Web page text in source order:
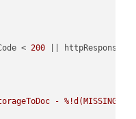
< 200 ||
- %!d(MISSING)\n"